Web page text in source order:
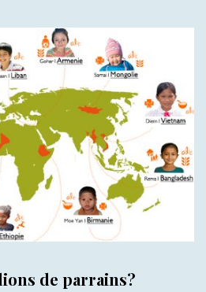
de parrains?